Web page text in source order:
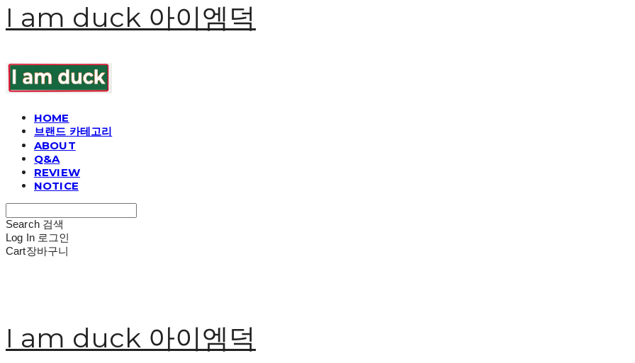
I am duck 아이엠덕
HOME
브랜드 카테고리
ABOUT
Q&A
REVIEW
NOTICE
Search 검색
Log In 로그인
Cart장바구니
I am duck 아이엠덕